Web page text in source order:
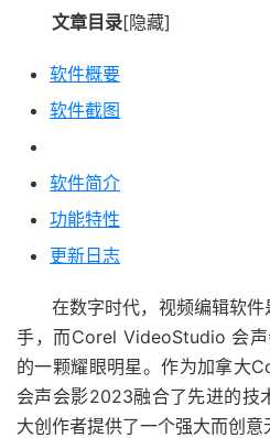
文章目录[隐藏]
软件概要
软件截图
软件简介
功能特性
更新日志
在数字时代，视频编辑软
手，而Corel VideoStudio 会
的一颗耀眼明星。作为加拿大
会声会影2023融合了先进的技
大创作者提供了一个强大而创意